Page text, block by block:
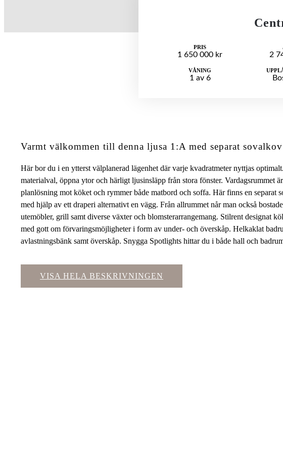
PRIS
1 650 000 kr 2
VÅNING
1 av 6
Varmt välkommen till denna ljusa 1:A med separat
Här bor du i en ytterst välplanerad lägenhet där varje kvadratmeter nyttjas
materialval, öppna ytor och härligt ljusinsläpp från stora fönster. Vardagsrummet
planlösning mot köket och rymmer både matbord och soffa. Här finns en separat
med hjälp av ett draperi alternativt en vägg. Från allrummet når man också
utemöbler, grill samt diverse växter och blomsterarrangemang. Stilrent designat
med gott om förvaringsmöjligheter i form av under- och överskåp. Helkaklat
avlastningsbänk samt överskåp. Snygga Spotlights hittar du i både hall och
VISA HELA BESKRIVNINGEN